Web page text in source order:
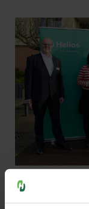
verbessern.
für Knochen
Prof.
an den Helios